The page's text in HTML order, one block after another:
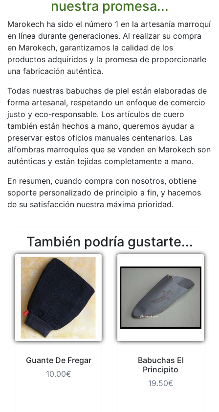
nuestra promesa...
Marokech ha sido el número 1 en la artesanía marroquí
en línea durante generaciones. Al realizar su compra
en Marokech, garantizamos la calidad de los
productos adquiridos y la promesa de proporcionarle
una fabricación auténtica.
Todas nuestras babuchas de piel están elaboradas de
forma artesanal, respetando un enfoque de comercio
justo y eco-responsable. Los artículos de cuero
también están hechos a mano, queremos ayudar a
preservar estos oficios manuales centenarios. Las
alfombras marroquíes que se venden en Marokech son
auténticas y están tejidas completamente a mano.
En resumen, cuando compra con nosotros, obtiene
soporte personalizado de principio a fin, y hacemos
de su satisfacción nuestra máxima prioridad.
También podría gustarte...
Guante De Fregar
10.00€
Babuchas El
Principito
19.50€